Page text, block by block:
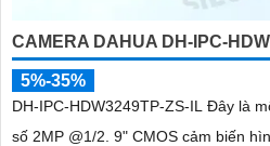
CAMERA DAHUA DH-IPC-
5%-35%
DH-IPC-HDW3249TP-ZS-IL Đây là
số 2MP @1/2. 9" CMOS cảm biến